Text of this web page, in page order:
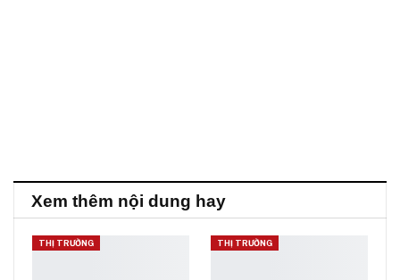
Xem thêm nội dung hay
THỊ TRƯỜNG THỊ TRƯỜNG